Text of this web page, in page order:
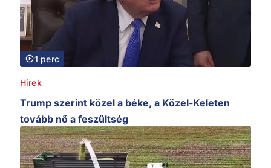
1 perc
Hírek
Trump szerint közel a béke, a Közel-Keleten
tovább nő a feszültség